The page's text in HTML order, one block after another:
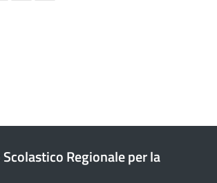
Regionale per la